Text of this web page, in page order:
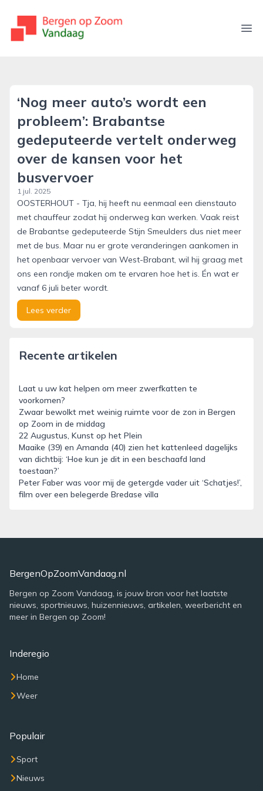
bergenopzoomvandaag.nl
‘Nog meer auto’s wordt een
probleem’: Brabantse
gedeputeerde vertelt onderweg
over de kansen voor het
busvervoer
1 jul. 2025
OOSTERHOUT - Tja, hij heeft nu eenmaal een dienstauto
met chauffeur zodat hij onderweg kan werken. Vaak reist
de Brabantse gedeputeerde Stijn Smeulders dus niet meer
met de bus. Maar nu er grote veranderingen aankomen in
het openbaar vervoer van West-Brabant, wil hij graag met
ons een rondje maken om te ervaren hoe het is. Én wat er
vanaf 6 juli beter wordt.
Lees verder
Recente artikelen
Laat u uw kat helpen om meer zwerfkatten te
voorkomen?
Zwaar bewolkt met weinig ruimte voor de zon in Bergen
op Zoom in de middag
22 Augustus, Kunst op het Plein
Maaike (39) en Amanda (40) zien het kattenleed dagelijks
van dichtbij: ‘Hoe kun je dit in een beschaafd land
toestaan?’
Peter Faber was voor mij de getergde vader uit ‘Schatjes!’,
film over een belegerde Bredase villa
BergenOpZoomVandaag.nl
Bergen op Zoom Vandaag, is jouw bron voor het laatste
nieuws, sportnieuws, huizennieuws, artikelen, weerbericht en
meer in Bergen op Zoom!
Inderegio
Home
Weer
Populair
Sport
Nieuws